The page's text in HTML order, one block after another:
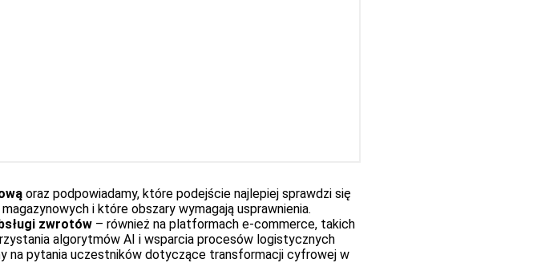
oraz podpowiadamy, które podejście najlepiej sprawdzi się
i które obszary wymagają usprawnienia.
zwrotów – również na platformach e-commerce, takich
algorytmów AI i wsparcia procesów logistycznych
na pytania uczestników dotyczące transformacji cyfrowej w